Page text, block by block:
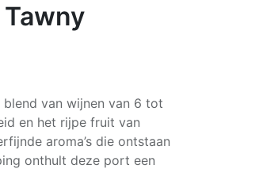
blend van wijnen van 6 tot
en het rijpe fruit van
aroma’s die ontstaan
onthult deze port een